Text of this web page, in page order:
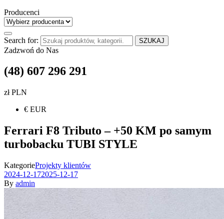
Producenci
Search for: SZUKAJ
Zadzwoń do Nas
(48) 607 296 291
zł PLN
€ EUR
Ferrari F8 Tributo – +50 KM po samym
turbobacku TUBI STYLE
KategorieProjekty klientów
2024-12-172025-12-17
By admin